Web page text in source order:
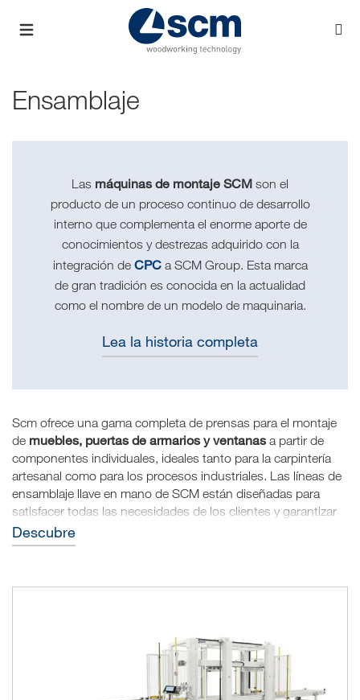
Ensamblaje
Las máquinas de montaje SCM son el
producto de un proceso continuo de desarrollo
interno que complementa el enorme aporte de
conocimientos y destrezas adquirido con la
integración de CPCa SCM Group. Esta marca
de gran tradición es conocida en la actualidad
como el nombre de un modelo de maquinaria.
Lea la historia completa
Scm ofrece una gama completa de prensas para el montaje
de muebles, puertas de armarios y ventanasa partir de
componentes individuales, ideales tanto para la carpintería
artesanal como para los procesos industriales. Las líneas de
ensamblaje llave en mano de SCM están diseñadas para
satisfacer todas las necesidades de los clientes y garantizar
la fiabilidad y la facilidad de uso al tiempo que maximizan la
productividad. Dependiendo de las necesidades de
Descubre